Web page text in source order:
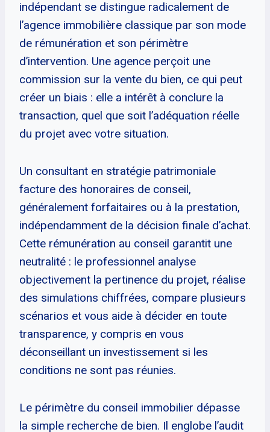
indépendant se distingue radicalement de
l’agence immobilière classique par son mode
de rémunération et son périmètre
d’intervention. Une agence perçoit une
commission sur la vente du bien, ce qui peut
créer un biais : elle a intérêt à conclure la
transaction, quel que soit l’adéquation réelle
du projet avec votre situation.
Un consultant en stratégie patrimoniale
facture des honoraires de conseil,
généralement forfaitaires ou à la prestation,
indépendamment de la décision finale d’achat.
Cette rémunération au conseil garantit une
neutralité : le professionnel analyse
objectivement la pertinence du projet, réalise
des simulations chiffrées, compare plusieurs
scénarios et vous aide à décider en toute
transparence, y compris en vous
déconseillant un investissement si les
conditions ne sont pas réunies.
Le périmètre du conseil immobilier dépasse
la simple recherche de bien. Il englobe l’audit